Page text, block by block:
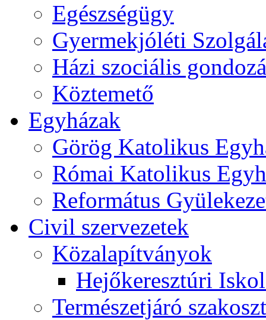
Egészségügy
Gyermekjóléti
Házi szociális
Köztemető
Egyházak
Görög Katolikus
Római Katolikus
Református
Civil szervezetek
Közalapítványok
Hejőkeresztúri
Természetjáró